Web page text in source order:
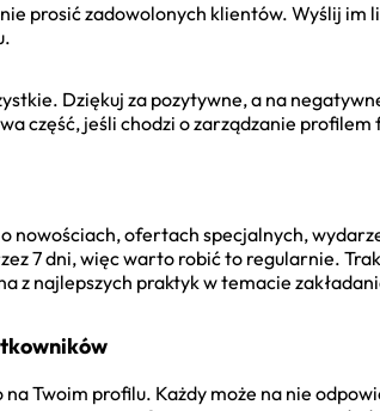
prosić zadowolonych klientów. Wyślij im
Dziękuj za pozytywne, a na
część, jeśli chodzi o zarządzanie
nowościach, ofertach specjalnych,
7 dni, więc warto robić to regularnie.
z najlepszych praktyk w temacie
Twoim profilu. Każdy może na nie